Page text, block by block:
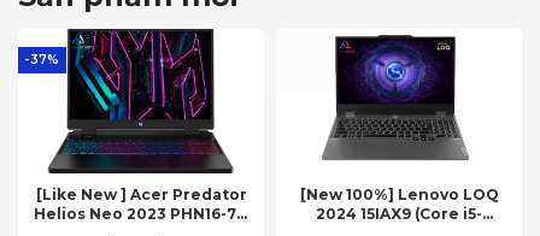
-37%
[Like New ] Acer Predator
Helios Neo 2023 PHN16-71-
[New 100%] Lenovo LOQ
2024 15IAX9 (Core i5-